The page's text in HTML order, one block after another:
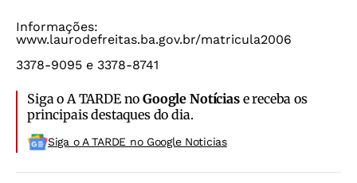
Informações:
www.laurodefreitas.ba.gov.br/matricula2006
3378-9095 e 3378-8741
Siga o A TARDE noGoogle Notíciase receba os
principais destaques do dia.
Siga o A TARDE no Google Noticias